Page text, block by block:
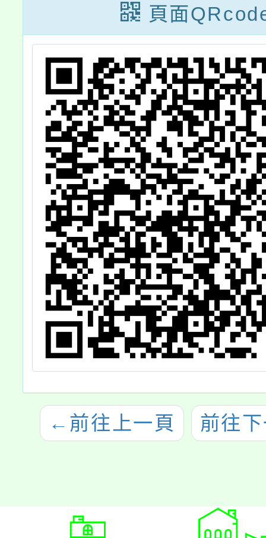
並修正為「桃園
市政府廉潔楷模
選拔及表揚實施
要點」，並自即
日生效
頁面
← 前往上一頁 前往